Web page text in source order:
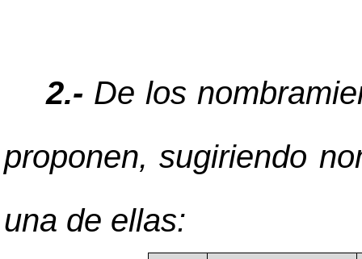
2.- De los
proponen, sugiriendo
una de ellas: